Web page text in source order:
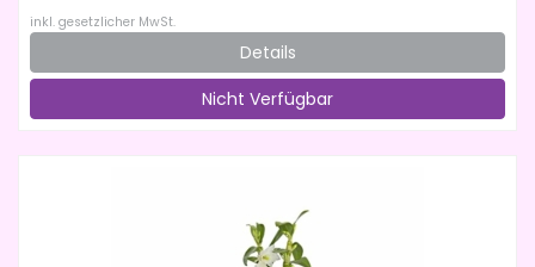
inkl. gesetzlicher MwSt.
Details
Nicht Verfügbar